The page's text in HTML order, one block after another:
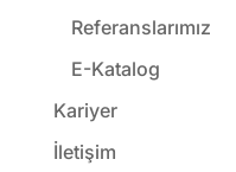
Referanslarımız
E-Katalog
Kariyer
İletişim